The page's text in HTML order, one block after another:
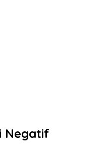
Negatif